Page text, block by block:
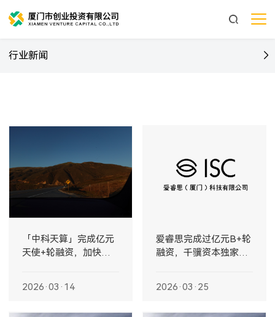
行业新闻
「中科天算」完成亿元
天使+轮融资，加快太
2026·03·14
爱睿思完成过亿元B+轮
融资，千骥资本独家投
2026·03·25